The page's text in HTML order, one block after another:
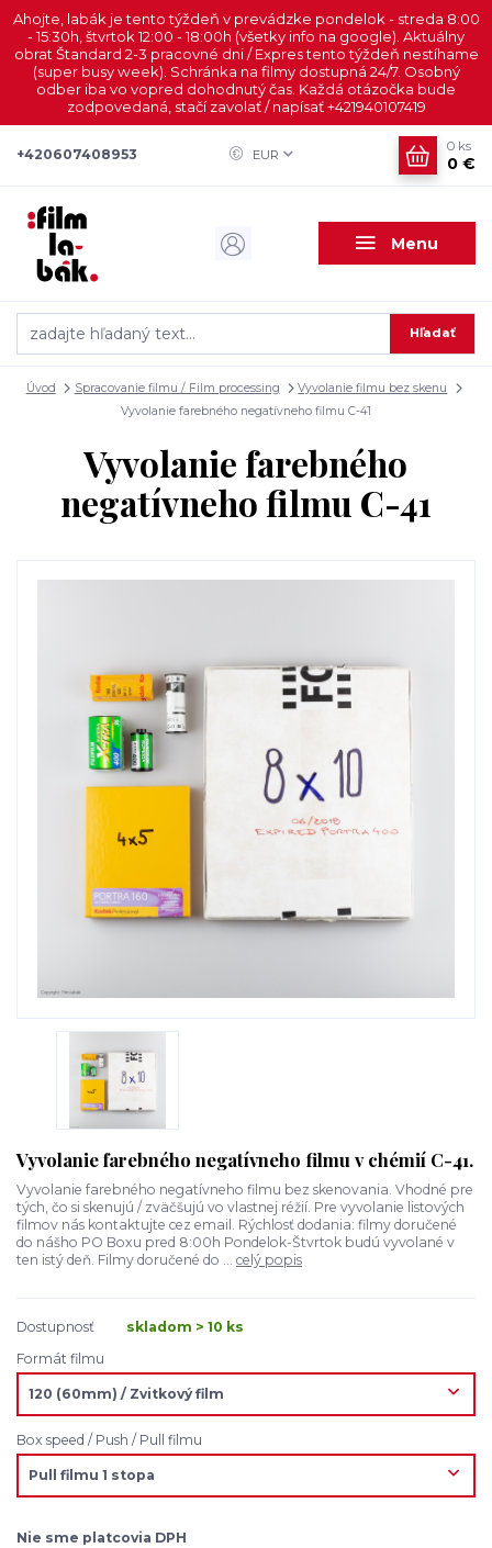
Ahojte, labák je tento týždeň v prevádzke pondelok - streda 8:00
- 15:30h, štvrtok 12:00 - 18:00h (všetky info na google). Aktuálny
obrat Štandard 2-3 pracovné dni / Expres tento týždeň nestíhame
(super busy week). Schránka na filmy dostupná 24/7. Osobný
odber iba vo vopred dohodnutý čas. Každá otázočka bude
zodpovedaná, stačí zavolať / napísať +421940107419
Menu
EUR
Hľadať
+420607408953
0 ks
0 €
Úvod Spracovanie filmu / Film processing
Vyvolanie filmu bez skenu
Vyvolanie farebného negatívneho filmu C-41
Vyvolanie farebného
negatívneho filmu C-41
Vyvolanie farebného negatívneho filmu v chémií C-41.
Vyvolanie farebného negatívneho filmu bez skenovania. Vhodné pre
tých, čo si skenujú / zväčšujú vo vlastnej réžií. Pre vyvolanie listových
filmov nás kontaktujte cez email. Rýchlosť dodania: filmy doručené
do nášho PO Boxu pred 8:00h Pondelok-Štvrtok budú vyvolané v
ten istý deň. Filmy doručené do ... celý popis
Dostupnosť
skladom > 10 ks
Formát filmu
Box speed / Push / Pull filmu
Nie sme platcovia DPH